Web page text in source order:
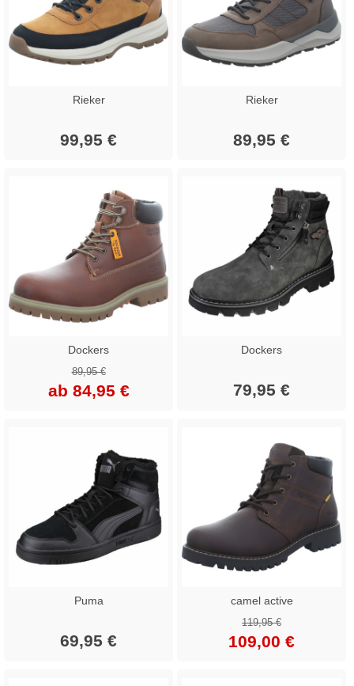
Rieker
99,95 €
Rieker
89,95 €
Dockers
89,95 €
ab 84,95 €
Dockers
79,95 €
Puma
69,95 €
camel active
119,95 €
109,00 €